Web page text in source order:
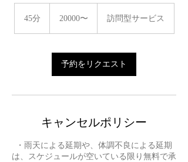
45分 20000〜 訪問型サービス
予約をリクエスト
キャンセルポリシー
・雨天による延期や、体調不良による延期
は、スケジュールが空いている限り無料で承